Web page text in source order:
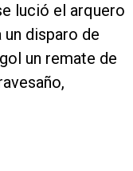
lució el arquero
disparo de
un remate de